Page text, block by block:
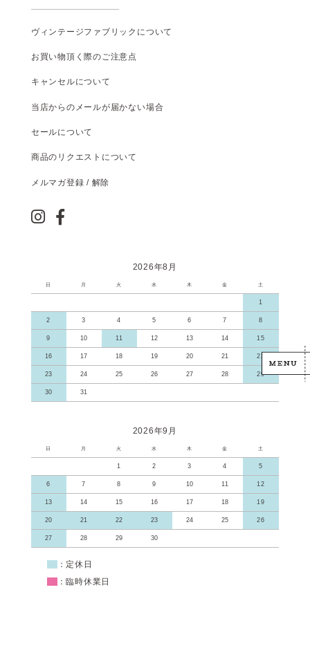
ヴィンテージファブリックについて
お買い物頂く際のご注意点
キャンセルについて
当店からのメールが届かない場合
セールについて
商品のリクエストについて
メルマガ登録 / 解除
2026年8月
日 月 火 水 木 金 土
1
2 3 4 5 6 7 8
9 10 11 12 13 14 15
16 17 18 19 20 21 22
23 24 25 26 27 28 29
30 31
2026年9月
日 月 火 水 木 金 土
1 2 3 4 5
6 7 8 9 10 11 12
13 14 15 16 17 18 19
20 21 22 23 24 25 26
27 28 29 30
：定休日
：臨時休業日